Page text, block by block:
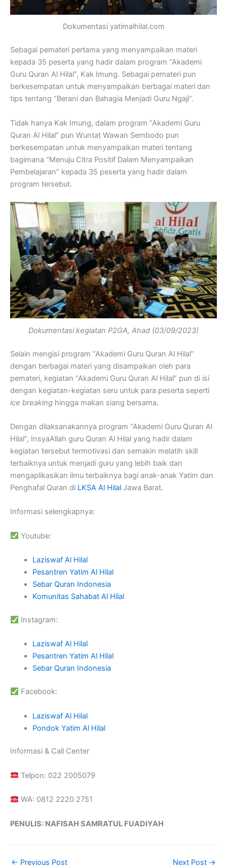
Dokumentasi yatimalhilal.com
Sebagai pemateri pertama yang menyampaikan materi
kepada 35 peserta yang hadir dalam program “Akademi
Guru Quran Al Hilal”, Kak Imung. Sebagai pemateri pun
berkesempatan untuk menyampaikan berbagai materi dan
tips tentang “Berani dan Bahagia Menjadi Guru Ngaji”.
Tidak hanya Kak Imung, dalam program “Akademi Guru
Quran Al Hilal” pun Wuntat Wawan Sembodo pun
berkesempatan untuk menyampaikan materi tentang
bagimana “Menuju Citra Positif Dalam Menyampaikan
Pembelajaran” kepada 35 peserta yang hadir dalam
program tersebut.
Dokumentasi kegiatan P2GA, Ahad (03/09/2023)
Selain mengisi program “Akademi Guru Quran Al Hilal”
dengan berbagai materi yang disampaikan oleh para
pemateri, kegiatan “Akademi Guru Quran Al Hilal” pun di isi
dengan kegiatan-kegiatan seru untuk para peserta seperti
ice breaking hingga makan siang bersama.
Dengan dilaksanakannya program “Akademi Guru Quran Al
Hilal”, InsyaAllah guru Quran Al Hilal yang hadir dalam
kegiatan tersebut termotivasi dan semakin melatih skill
terbaiknya untuk menjadi guru yang lebih baik dan
mengaplikasikan ilmu terbaiknya bagi anak-anak Yatim dan
Penghafal Quran di LKSA Al Hilal Jawa Barat.
Informasi selengkapnya:
Youtube:
Laziswaf Al Hilal
Pesantren Yatim Al Hilal
Sebar Quran Indonesia
Komunitas Sahabat Al Hilal
Instagram:
Laziswaf Al Hilal
Pesantren Yatim Al Hilal
Sebar Quran Indonesia
Facebook:
Laziswaf Al Hilal
Pondok Yatim Al Hilal
Informasi & Call Center
Telpon: 022 2005079
WA: 0812 2220 2751
PENULIS: NAFISAH SAMRATUL FUADIYAH
← Previous Post Next Post →